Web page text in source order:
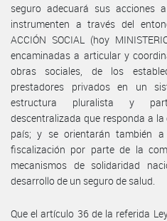
seguro adecuará sus acciones
instrumenten a través del
ACCIÓN SOCIAL (hoy
encaminadas a articular y
obras sociales, de los
prestadores privados en un
estructura pluralista y
descentralizada que responda a
país; y se orientarán también
fiscalización por parte de la
mecanismos de solidaridad
desarrollo de un seguro de salud.
Que el artículo 36 de la referida